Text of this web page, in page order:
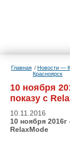
Главная
Новости —
Красноярск
10 ноября
показу с
10.11.2016
10 ноября
RelaxMode